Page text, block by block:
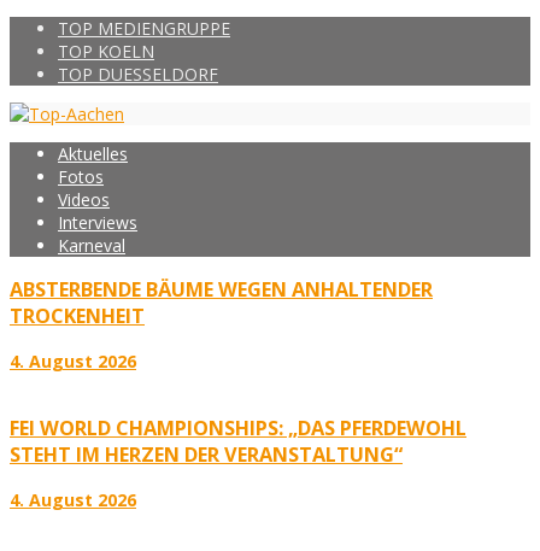
TOP MEDIENGRUPPE
TOP KOELN
TOP DUESSELDORF
Aktuelles
Fotos
Videos
Interviews
Karneval
ABSTERBENDE BÄUME WEGEN ANHALTENDER
TROCKENHEIT
4. August 2026
FEI WORLD CHAMPIONSHIPS: „DAS PFERDEWOHL
STEHT IM HERZEN DER VERANSTALTUNG“
4. August 2026